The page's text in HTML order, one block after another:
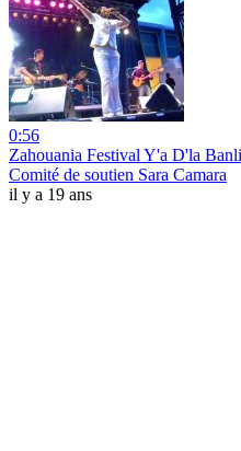
0:56
Zahouania Festival Y'a D'la
Comité de soutien Sara Camara
il y a 19 ans